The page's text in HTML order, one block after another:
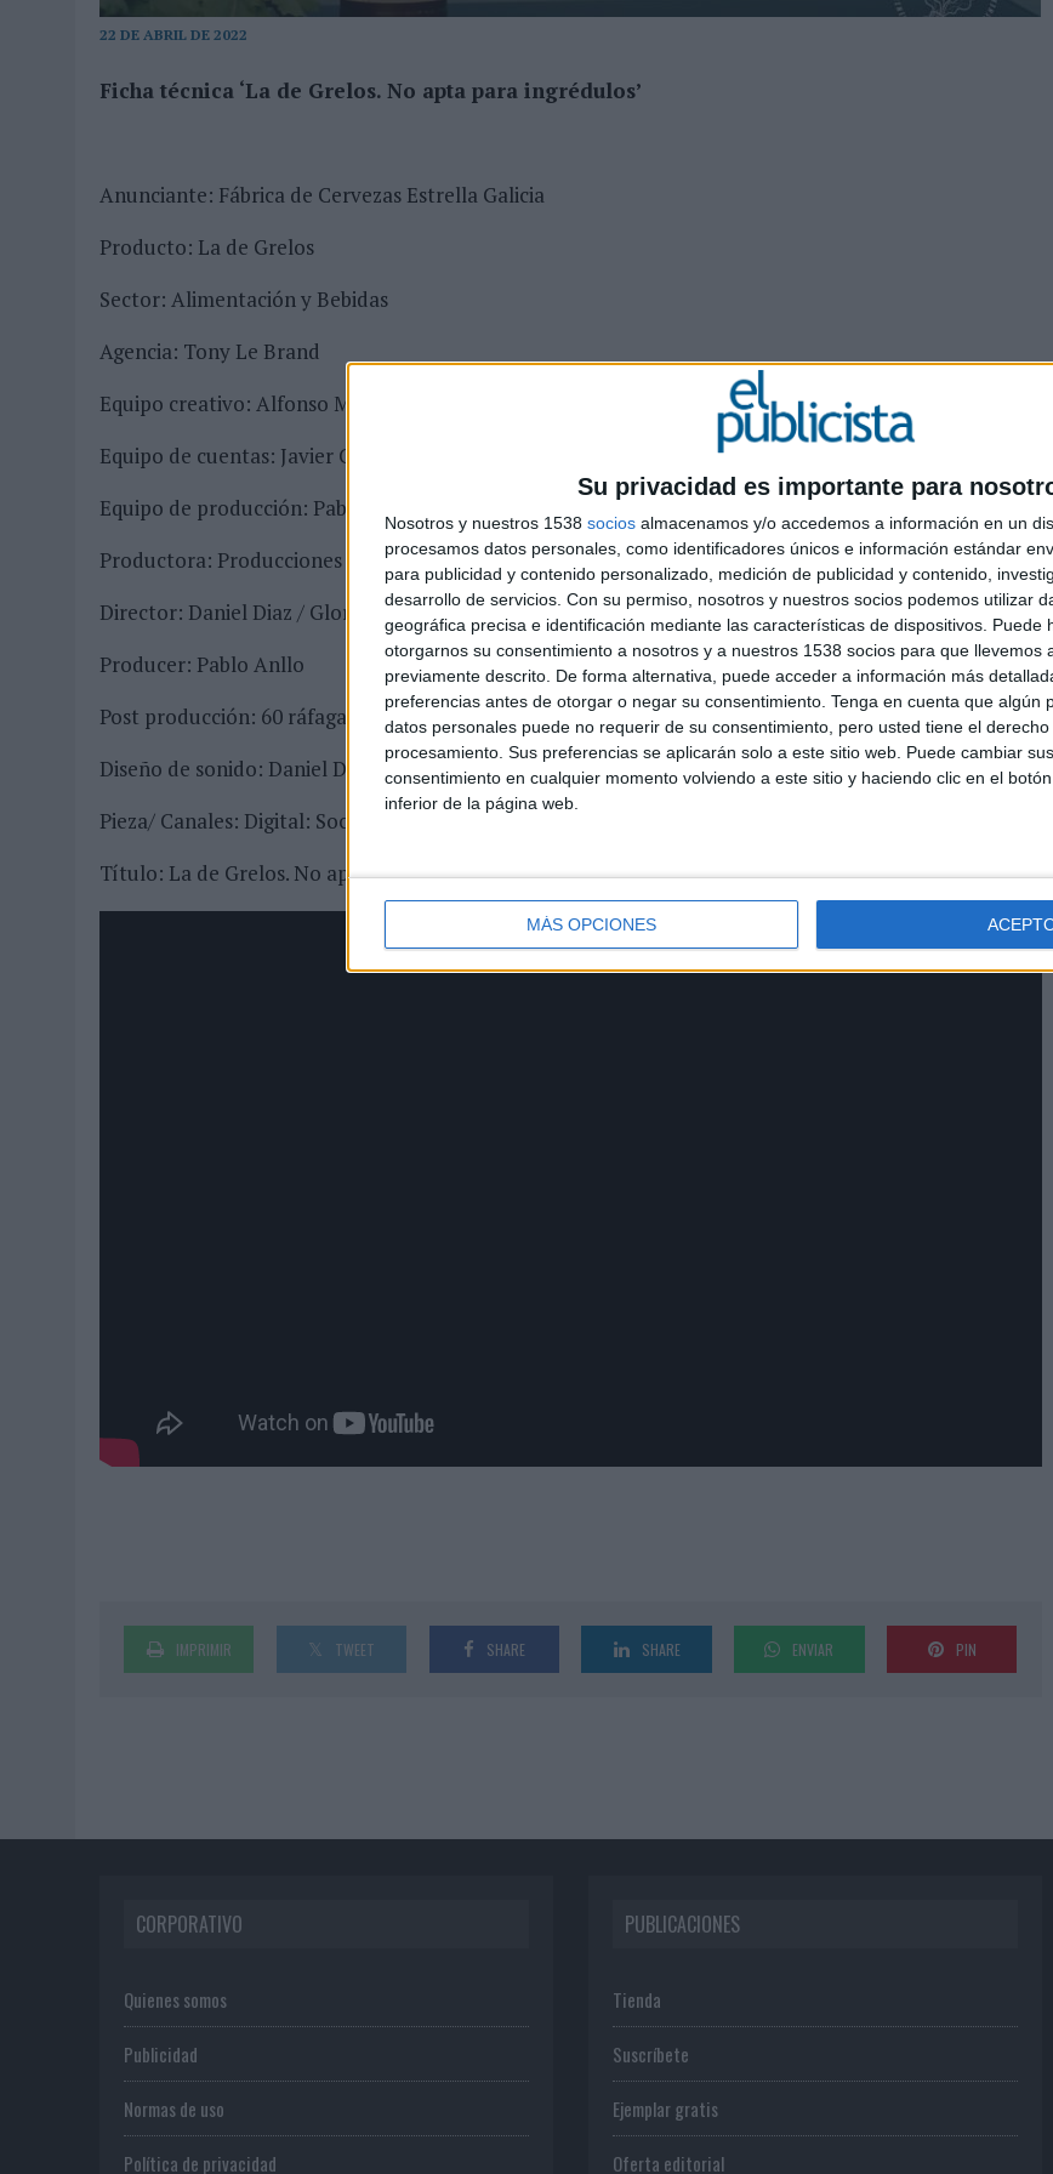
Su privacidad es importante para
Nosotros y nuestros 1538 socios almacenamos y/o accedemos a información en un
procesamos datos personales, como identificadores únicos e información estándar
para publicidad y contenido personalizado, medición de publicidad y contenido,
desarrollo de servicios. Con su permiso, nosotros y nuestros socios podemos utilizar
geográfica precisa e identificación mediante las características de dispositivos. Puede
otorgarnos su consentimiento a nosotros y a nuestros 1538 socios para que llevemos
previamente descrito. De forma alternativa, puede acceder a información más
preferencias antes de otorgar o negar su consentimiento. Tenga en cuenta que algún
datos personales puede no requerir de su consentimiento, pero usted tiene el
procesamiento. Sus preferencias se aplicarán solo a este sitio web. Puede cambiar
consentimiento en cualquier momento volviendo a este sitio y haciendo clic en el
inferior de la página web.
MÁS OPCIONES
MONEDA”
22 DE ABRIL DE 2022
Ficha técnica ‘La de Grelos. No apta para ingrédulos’
Anunciante: Fábrica de Cervezas Estrella Galicia
Producto: La de Grelos
Sector: Alimentación y Bebidas
Agencia: Tony Le Brand
Equipo creativo: Alfonso Molinelli, Nacho Romay, David Lariño, Javier Rodriguez
Equipo de cuentas: Javier Camacho, Alejandra Santomé
Equipo de producción: Pablo Anllo, Rosa Dominguez
Productora: Producciones Delfín del Mundo
Director: Daniel Diaz / Gloria Tejero
Producer: Pablo Anllo
Post producción: 60 ráfagas
Diseño de sonido: Daniel Diaz
Pieza/ Canales: Digital: Social Ads + Programática
Título: La de Grelos. No apta para ingrédulos
IMPRIMIR TWEET SHARE SHARE ENVIAR PIN
CORPORATIVO
Quienes somos
Publicidad
Normas de uso
Política de privacidad
PUBLICACIONES
Tienda
Suscríbete
Ejemplar gratis
Oferta editorial